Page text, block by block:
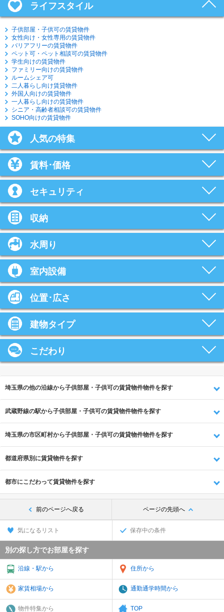
ライフスタイル
子供部屋・子供可の賃貸物件
女性向け・女性専用の賃貸物件
バリアフリーの賃貸物件
ペット可・ペット相談可の賃貸物件
学生向けの賃貸物件
ファミリー向けの賃貸物件
ルームシェア可
二人暮らし向け賃貸物件
外国人向けの賃貸物件
一人暮らし向けの賃貸物件
シニア・高齢者相談可の賃貸物件
SOHO向けの賃貸物件
人気の特集
賃料･価格
セキュリティ
収納
水周り
室内設備
位置･広さ
建物タイプ
こだわり
埼玉県の他の沿線から子供部屋・子供可の賃貸物件物件を探す
武蔵野線の駅から子供部屋・子供可の賃貸物件物件を探す
埼玉県の市区町村から子供部屋・子供可の賃貸物件物件を探す
都道府県別に賃貸物件を探す
都市にこだわって賃貸物件を探す
前のページへ戻る ページの先頭へ
気になるリスト 保存中の条件
別の探し方でお部屋を探す
沿線・駅から 住所から
家賃相場から 通勤通学時間から
物件特集から TOP